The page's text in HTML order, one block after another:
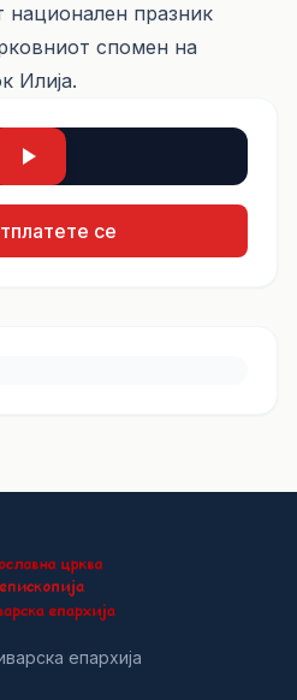
национален празник
спомен на
Илија.
се
епархија